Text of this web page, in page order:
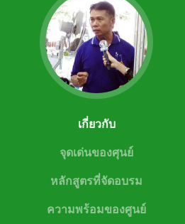
เกี่ยวกับ
จุดเด่นของศุนย์
หลักสูตรที่จัดอบรม
ความพร้อมของศูนย์